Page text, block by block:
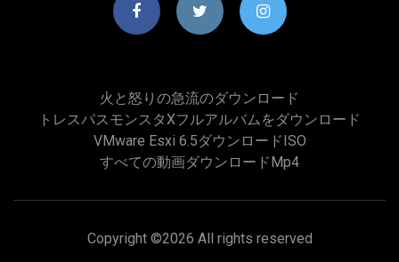
火と怒りの急流のダウンロード
トレスパスモンスタxフルアルバムをダウンロード
VMware Esxi 6.5ダウンロードISO
すべての動画ダウンロードmp4
Copyright ©2026 All rights reserved